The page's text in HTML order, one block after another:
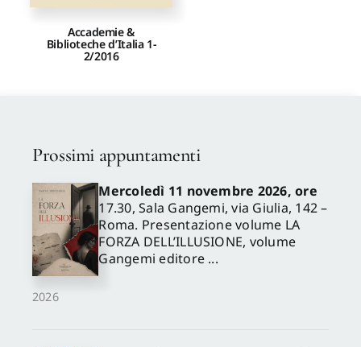
Accademie &
Biblioteche d’Italia 1-
2/2016
Prossimi appuntamenti
2026
Mercoledì 11 novembre 2026, ore
17.30, Sala Gangemi, via Giulia, 142 –
Roma. Presentazione volume LA
FORZA DELL’ILLUSIONE, volume
Gangemi editore ...